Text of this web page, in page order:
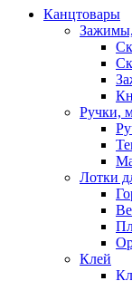
Канцтовары
Ручки,
Лотки
Клей